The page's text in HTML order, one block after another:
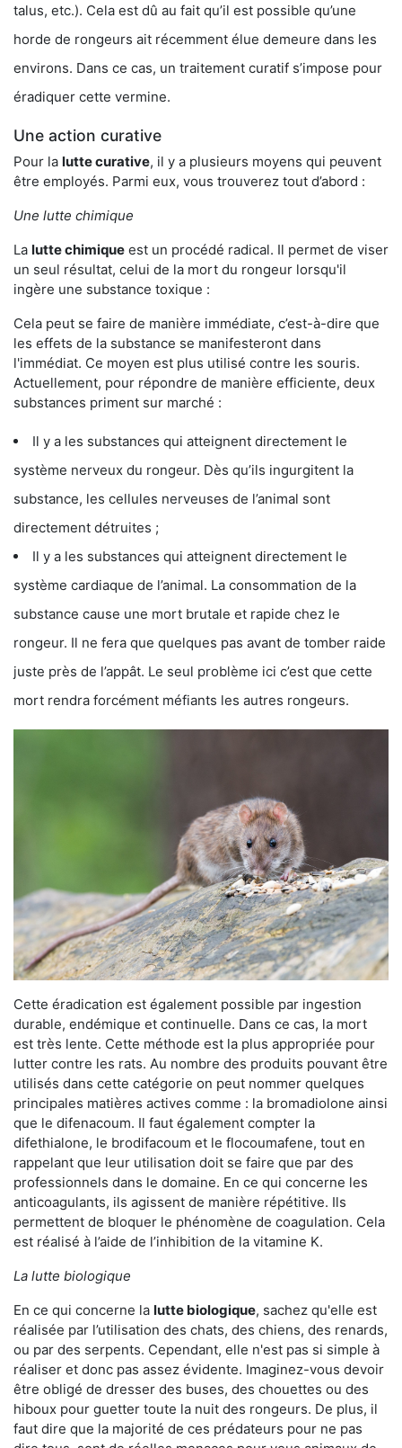
talus, etc.). Cela est dû au fait qu’il est possible qu’une
horde de rongeurs ait récemment élue demeure dans les
environs. Dans ce cas, un traitement curatif s’impose pour
éradiquer cette vermine.
Une action curative
Pour la lutte curative, il y a plusieurs moyens qui peuvent
être employés. Parmi eux, vous trouverez tout d’abord :
Une lutte chimique
La lutte chimique est un procédé radical. Il permet de viser
un seul résultat, celui de la mort du rongeur lorsqu'il
ingère une substance toxique :
Cela peut se faire de manière immédiate, c’est-à-dire que
les effets de la substance se manifesteront dans
l'immédiat. Ce moyen est plus utilisé contre les souris.
Actuellement, pour répondre de manière efficiente, deux
substances priment sur marché :
Il y a les substances qui atteignent directement le
système nerveux du rongeur. Dès qu’ils ingurgitent la
substance, les cellules nerveuses de l’animal sont
directement détruites ;
Il y a les substances qui atteignent directement le
système cardiaque de l’animal. La consommation de la
substance cause une mort brutale et rapide chez le
rongeur. Il ne fera que quelques pas avant de tomber raide
juste près de l’appât. Le seul problème ici c’est que cette
mort rendra forcément méfiants les autres rongeurs.
Cette éradication est également possible par ingestion
durable, endémique et continuelle. Dans ce cas, la mort
est très lente. Cette méthode est la plus appropriée pour
lutter contre les rats. Au nombre des produits pouvant être
utilisés dans cette catégorie on peut nommer quelques
principales matières actives comme : la bromadiolone ainsi
que le difenacoum. Il faut également compter la
difethialone, le brodifacoum et le flocoumafene, tout en
rappelant que leur utilisation doit se faire que par des
professionnels dans le domaine. En ce qui concerne les
anticoagulants, ils agissent de manière répétitive. Ils
permettent de bloquer le phénomène de coagulation. Cela
est réalisé à l’aide de l’inhibition de la vitamine K.
La lutte biologique
En ce qui concerne la lutte biologique, sachez qu'elle est
réalisée par l’utilisation des chats, des chiens, des renards,
ou par des serpents. Cependant, elle n'est pas si simple à
réaliser et donc pas assez évidente. Imaginez-vous devoir
être obligé de dresser des buses, des chouettes ou des
hiboux pour guetter toute la nuit des rongeurs. De plus, il
faut dire que la majorité de ces prédateurs pour ne pas